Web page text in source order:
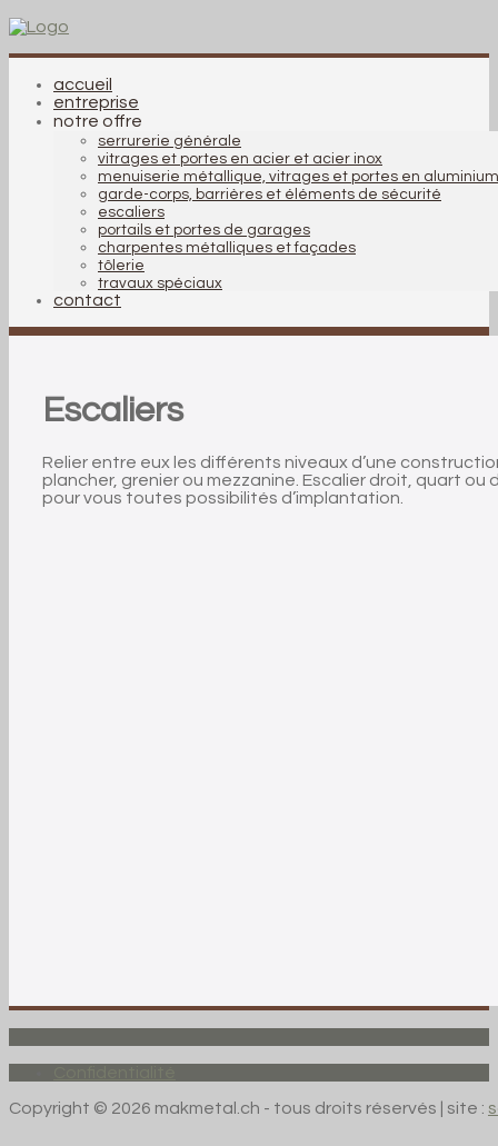
accueil
entreprise
notre offre
serrurerie générale
vitrages et portes en acier et acier inox
menuiserie métallique, vitrages et portes en aluminium
garde-corps, barrières et éléments de sécurité
escaliers
portails et portes de garages
charpentes métalliques et façades
tôlerie
travaux spéciaux
contact
Escaliers
Relier entre eux les différents niveaux d’une
plancher, grenier ou mezzanine. Escalier droit, quart
pour vous toutes possibilités d’implantation.
Copyright © 2026 makmetal.ch - tous droits réservés | site :